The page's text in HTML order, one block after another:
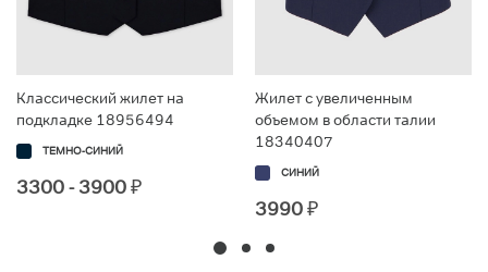
Классический жилет на
подкладке 18956494
ТЕМНО-СИНИЙ
3300 - 3900₽
Жилет с увеличенным
объемом в области талии
18340407
СИНИЙ
3990₽